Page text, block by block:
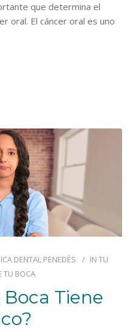
que determina el
oral. El cáncer oral es uno
DENTAL PENEDÈS IN TU
TU BOCA
Tiene